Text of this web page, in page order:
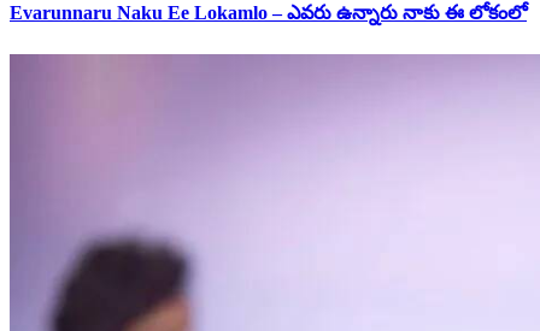
Evarunnaru Naku Ee Lokamlo – ఎవరు ఉన్నారు నాకు ఈ లోకంలో